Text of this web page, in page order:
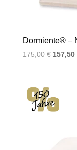
Dormiente® –
175,00€ 157,50